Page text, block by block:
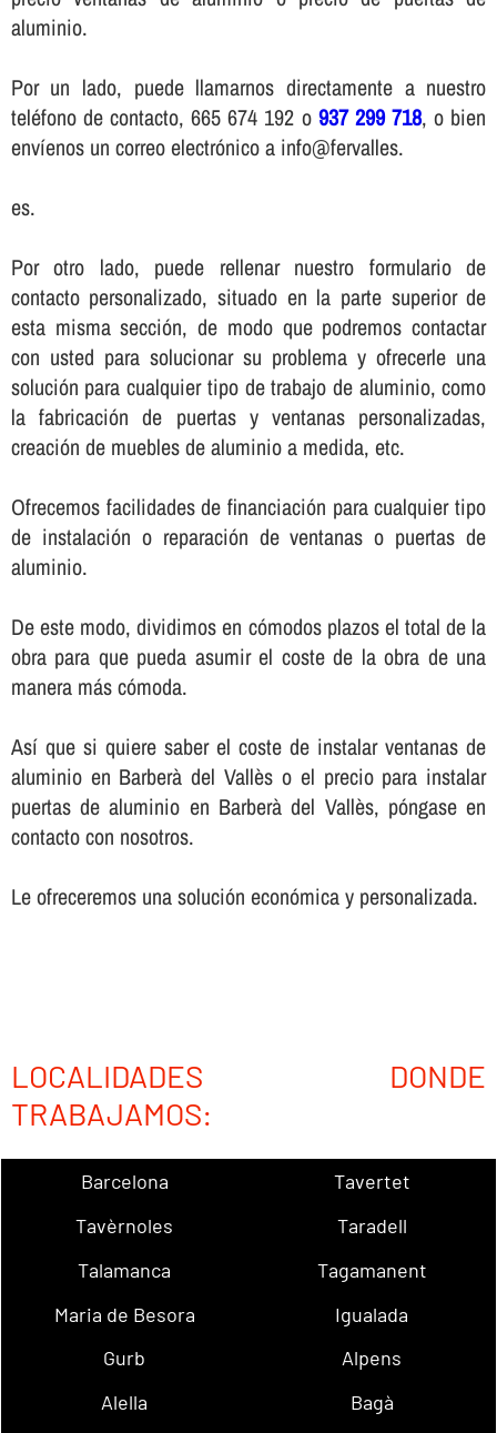
aluminio.
Por un lado, puede llamarnos directamente a nuestro
teléfono de contacto, 665 674 192 o 937 299 718, o bien
enví­enos un correo electrónico a info@fervalles.
es.
Por otro lado, puede rellenar nuestro formulario de
contacto personalizado, situado en la parte superior de
esta misma sección, de modo que podremos contactar
con usted para solucionar su problema y ofrecerle una
solución para cualquier tipo de trabajo de aluminio, como
la fabricación de puertas y ventanas personalizadas,
creación de muebles de aluminio a medida, etc.
Ofrecemos facilidades de financiación para cualquier tipo
de instalación o reparación de ventanas o puertas de
aluminio.
De este modo, dividimos en cómodos plazos el total de la
obra para que pueda asumir el coste de la obra de una
manera más cómoda.
Así­ que si quiere saber el coste de instalar ventanas de
aluminio en Barberà del Vallès o el precio para instalar
puertas de aluminio en Barberà del Vallès, póngase en
contacto con nosotros.
Le ofreceremos una solución económica y personalizada.
LOCALIDADES DONDE
TRABAJAMOS:
Barcelona
Tavertet
Tavèrnoles
Taradell
Talamanca
Tagamanent
Maria de Besora
Igualada
Gurb
Alpens
Alella
Bagà